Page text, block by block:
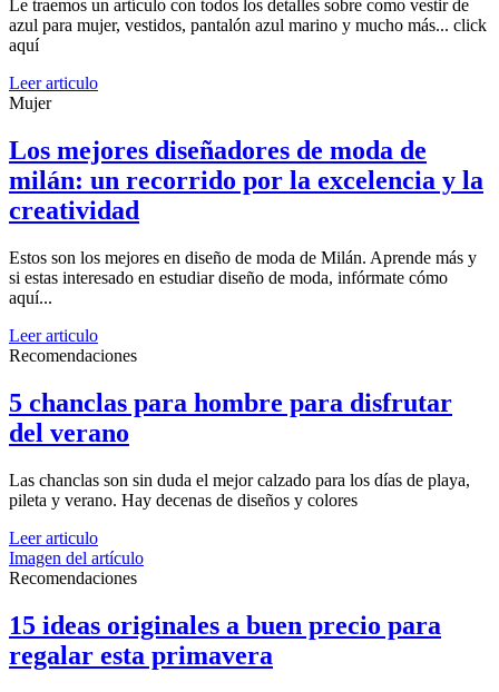
Le traemos un artículo con todos los detalles sobre como vestir de
azul para mujer, vestidos, pantalón azul marino y mucho más... click
aquí
Leer articulo
Mujer
Los mejores diseñadores de moda de
milán: un recorrido por la excelencia y la
creatividad
Estos son los mejores en diseño de moda de Milán. Aprende más y
si estas interesado en estudiar diseño de moda, infórmate cómo
aquí...
Leer articulo
Recomendaciones
5 chanclas para hombre para disfrutar
del verano
Las chanclas son sin duda el mejor calzado para los días de playa,
pileta y verano. Hay decenas de diseños y colores
Leer articulo
Imagen del artículo
Recomendaciones
15 ideas originales a buen precio para
regalar esta primavera